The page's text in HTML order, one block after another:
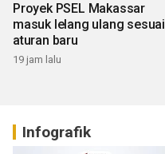
Proyek PSEL Makassar
masuk lelang ulang sesuai
aturan baru
19 jam lalu
Infografik